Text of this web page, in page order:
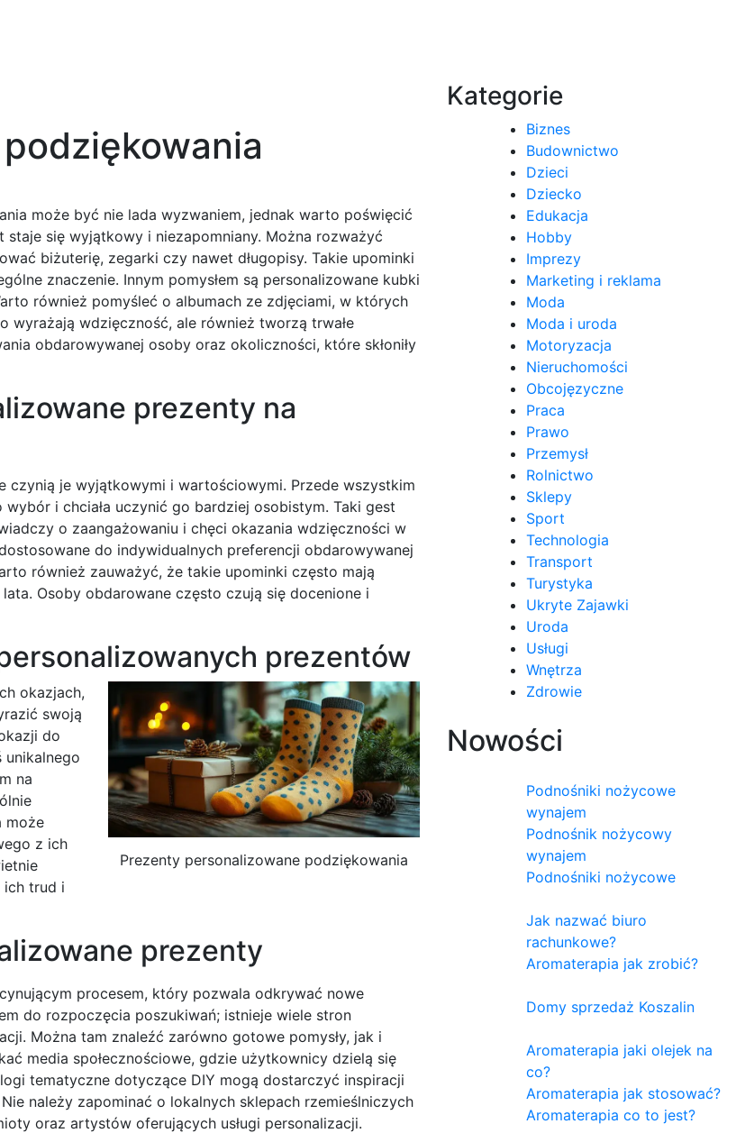
może być nie lada wyzwaniem, jednak warto poświęcić
się wyjątkowy i niezapomniany. Można rozważyć
biżuterię, zegarki czy nawet długopisy. Takie upominki
znaczenie. Innym pomysłem są personalizowane kubki
również pomyśleć o albumach ze zdjęciami, w których
wyrażają wdzięczność, ale również tworzą trwałe
obdarowywanej osoby oraz okoliczności, które skłoniły
prezenty na
czynią je wyjątkowymi i wartościowymi. Przede wszystkim
i chciała uczynić go bardziej osobistym. Taki gest
o zaangażowaniu i chęci okazania wdzięczności w
do indywidualnych preferencji obdarowywanej
również zauważyć, że takie upominki często mają
Osoby obdarowane często czują się docenione i
prezentów
Prezenty personalizowane podziękowania
okazjach,
swoją
do
na
może
z ich
ich trud i
prezenty
procesem, który pozwala odkrywać nowe
do rozpoczęcia poszukiwań; istnieje wiele stron
Można tam znaleźć zarówno gotowe pomysły, jak i
media społecznościowe, gdzie użytkownicy dzielą się
tematyczne dotyczące DIY mogą dostarczyć inspiracji
należy zapominać o lokalnych sklepach rzemieślniczych
oraz artystów oferujących usługi personalizacji.
Kategorie
Biznes
Budownictwo
Dzieci
Dziecko
Edukacja
Hobby
Imprezy
Marketing i reklama
Moda
Moda i uroda
Motoryzacja
Nieruchomości
Obcojęzyczne
Praca
Prawo
Przemysł
Rolnictwo
Sklepy
Sport
Technologia
Transport
Turystyka
Ukryte Zajawki
Uroda
Usługi
Wnętrza
Zdrowie
Nowości
Podnośniki nożycowe
wynajem
Podnośnik nożycowy
wynajem
Podnośniki nożycowe
Jak nazwać biuro
rachunkowe?
Aromaterapia jak zrobić?
Domy sprzedaż Koszalin
Aromaterapia jaki olejek na
co?
Aromaterapia jak stosować?
Aromaterapia co to jest?